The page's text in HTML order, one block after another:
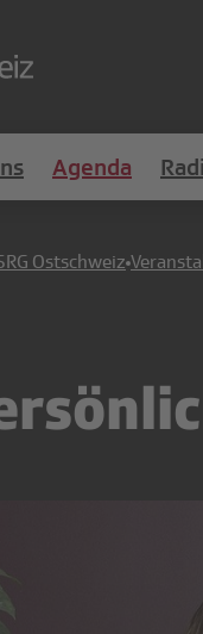
Agenda
Ostschweiz